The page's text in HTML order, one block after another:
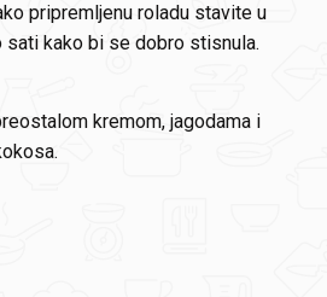
pripremljenu roladu stavite u
sati kako bi se dobro stisnula.
kremom, jagodama i